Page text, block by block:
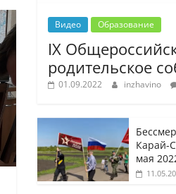
Видео Образование
IX
родительское
01.09.2022 inzhavino
Карай-
мая